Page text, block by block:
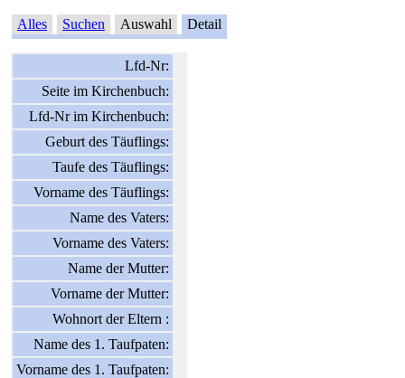
Alles Suchen Auswahl Detail
Lfd-Nr:
Seite im Kirchenbuch:
Lfd-Nr im Kirchenbuch:
Geburt des Täuflings:
Taufe des Täuflings:
Vorname des Täuflings:
Name des Vaters:
Vorname des Vaters:
Name der Mutter:
Vorname der Mutter:
Wohnort der Eltern :
Name des 1. Taufpaten:
Vorname des 1. Taufpaten: